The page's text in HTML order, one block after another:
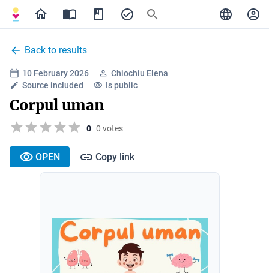
Back to results
10 February 2026
Chiochiu Elena
Source included
Is public
Corpul uman
0 0 votes
OPEN Copy link